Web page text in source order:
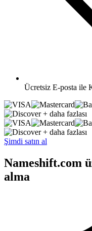
Ücretsiz E-posta ile
+ daha fazlası
+ daha fazlası
Şimdi satın al
Nameshift.com
alma